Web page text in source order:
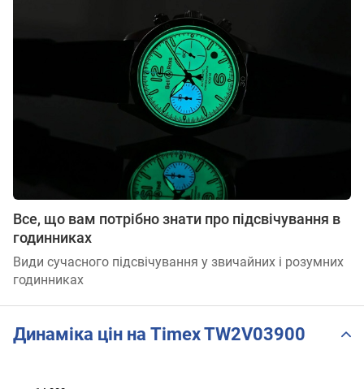
Все, що вам потрібно знати про підсвічування в
годинниках
Види сучасного підсвічування у звичайних і розумних
годинниках
Динаміка цін на Timex TW2V03900